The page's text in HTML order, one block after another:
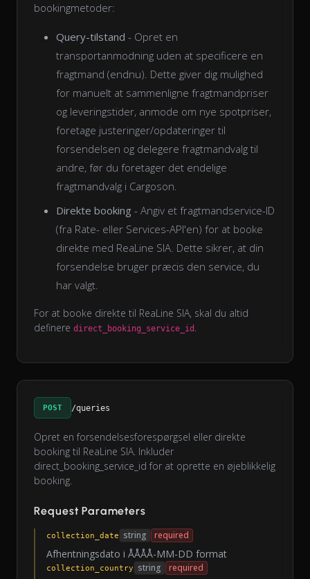
bookingmetoder:
Query-tilstand - Opret en
transportanmodning uden at specificere en
fragtmand (endnu). Dette giver dig mulighed
for manuelt at sammenligne fragtmandpriser
og leveringstider, anmode om nye spotpriser,
foretage justeringer/opdateringer til
forsendelsen og delegere fragtmandvalg til
andre, før du foretager det endelige
fragtmandvalg i Cargoson.
Direkte booking - Angiv et fragtmandservice-ID
(fra Rate- eller Services-API'en) for at booke
direkte med ReaLine SIA. Dette sikrer, at din
forsendelse bruger præcis den service, du
har valgt.
For at booke direkte til ReaLine SIA, skal du altid
definere direct_booking_service_id .
POST /queries
Opret en forsendelsesforespørgsel eller direkte
booking til ReaLine SIA. Inkluder
direct_booking_service_id for at oprette en øjeblikkelig
booking.
Request Parameters
collection_date string required
Afhentningsdato i ÅÅÅÅ-MM-DD format
collection_country string required